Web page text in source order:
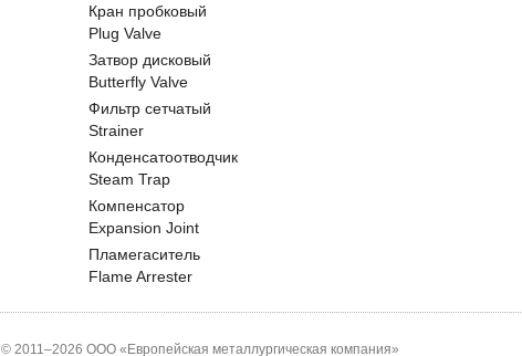
Кран пробковый
Plug Valve
Затвор дисковый
Butterfly Valve
Фильтр сетчатый
Strainer
Конденсатоотводчик
Steam Trap
Компенсатор
Expansion Joint
Пламегаситель
Flame Arrester
© 2011–2026 ООО «Европейская металлургическая компания»